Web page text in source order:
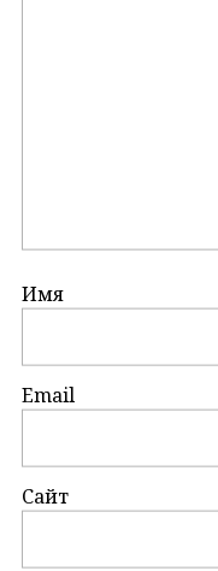
Имя
Email
Сайт